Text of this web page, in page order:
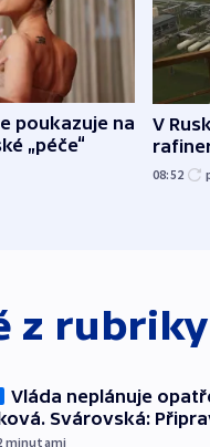
poukazuje na
„péče“
V
08:52
z rubriky
Vláda neplánuje
Svárovská:
minutami